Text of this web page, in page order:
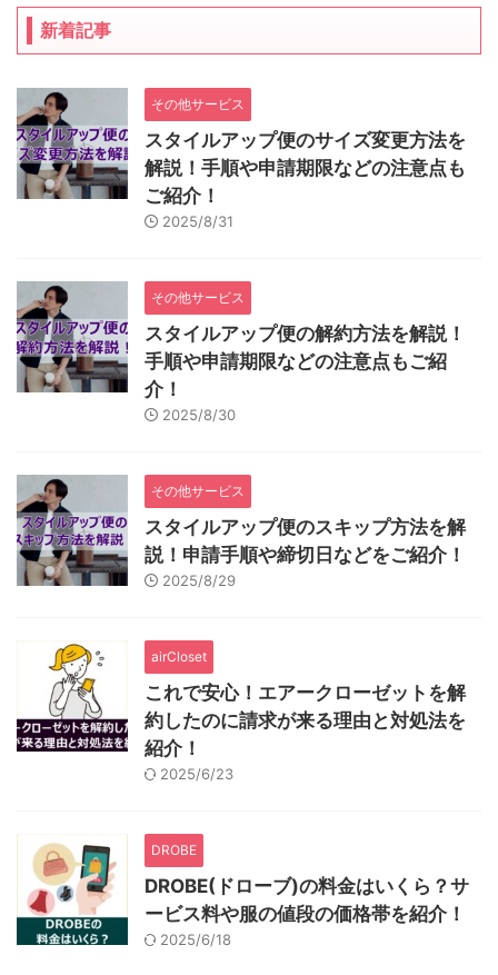
新着記事
その他サービス
スタイルアップ便のサイズ変更方法を
解説！手順や申請期限などの注意点も
ご紹介！
2025/8/31
その他サービス
スタイルアップ便の解約方法を解説！
手順や申請期限などの注意点もご紹
介！
2025/8/30
その他サービス
スタイルアップ便のスキップ方法を解
説！申請手順や締切日などをご紹介！
2025/8/29
airCloset
これで安心！エアークローゼットを解
約したのに請求が来る理由と対処法を
紹介！
2025/6/23
DROBE
DROBE(ドローブ)の料金はいくら？サ
ービス料や服の値段の価格帯を紹介！
2025/6/18